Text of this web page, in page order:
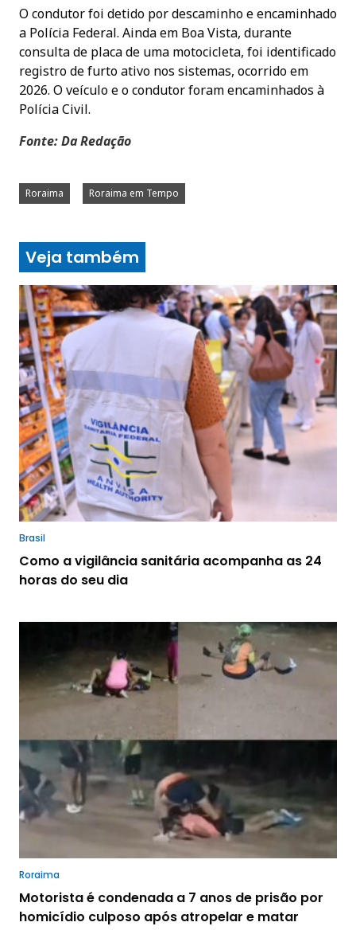
O condutor foi detido por descaminho e encaminhado
a Polícia Federal. Ainda em Boa Vista, durante
consulta de placa de uma motocicleta, foi identificado
registro de furto ativo nos sistemas, ocorrido em
2026. O veículo e o condutor foram encaminhados à
Polícia Civil.
Fonte: Da Redação
Roraima Roraima em Tempo
Veja também
Brasil
Como a vigilância sanitária acompanha as 24
horas do seu dia
Roraima
Motorista é condenada a 7 anos de prisão por
homicídio culposo após atropelar e matar